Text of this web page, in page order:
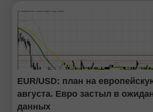
EUR/USD: план на
августа. Евро застыл в
данных